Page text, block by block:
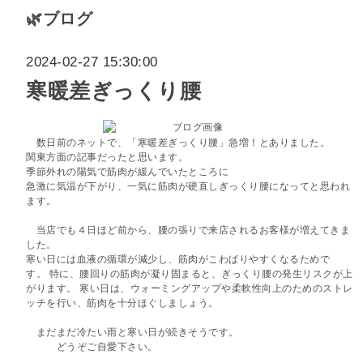
🌿ブログ
2024-02-27 15:30:00
寒暖差ぎっくり腰
数日前のネットで、「寒暖差ぎっくり腰」急増！とありました。
関東方面の記事だったと思います。
季節外れの陽気で筋肉が緩んでいたところに
急激に気温が下がり、一気に筋肉が硬直しぎっくり腰になってと思われ
ます。
当店でも４日ほど前から、腰の張りで来店されるお客様が増えてきま
した。
寒い日には血液の循環が減少し、筋肉がこわばりやすくなるためで
す。
特に、腰回りの筋肉が凝り固まると、ぎっくり腰の発生リスクが上
がります。 寒い日は、ウォーミングアップや柔軟性向上のためのストレ
ッチを行い、筋肉を十分ほぐしましょう。
まだまだ冷たい雨と寒い日が続きそうです。
どうぞご自愛下さい。